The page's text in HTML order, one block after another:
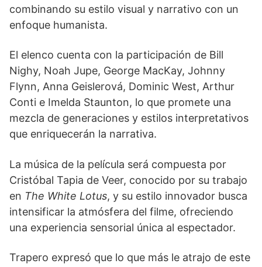
combinando su estilo visual y narrativo con un
enfoque humanista.
El elenco cuenta con la participación de Bill
Nighy, Noah Jupe, George MacKay, Johnny
Flynn, Anna Geislerová, Dominic West, Arthur
Conti e Imelda Staunton, lo que promete una
mezcla de generaciones y estilos interpretativos
que enriquecerán la narrativa.
La música de la película será compuesta por
Cristóbal Tapia de Veer, conocido por su trabajo
en The White Lotus, y su estilo innovador busca
intensificar la atmósfera del filme, ofreciendo
una experiencia sensorial única al espectador.
Trapero expresó que lo que más le atrajo de este